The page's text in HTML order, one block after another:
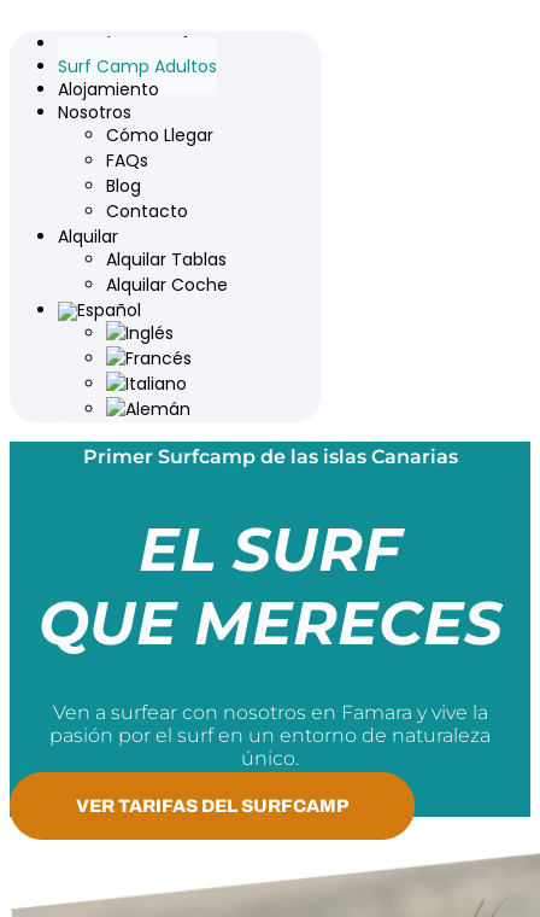
Escuela De Surf
Surf Camp Adultos
Alojamiento
Nosotros
Cómo Llegar
FAQs
Blog
Contacto
Alquilar
Alquilar Tablas
Alquilar Coche
Primer Surfcamp de las islas Canarias
EL SURF
QUE MERECES
Ven a surfear con nosotros en Famara y vive la
pasión por el surf en un entorno de naturaleza
único.
VER TARIFAS DEL SURFCAMP